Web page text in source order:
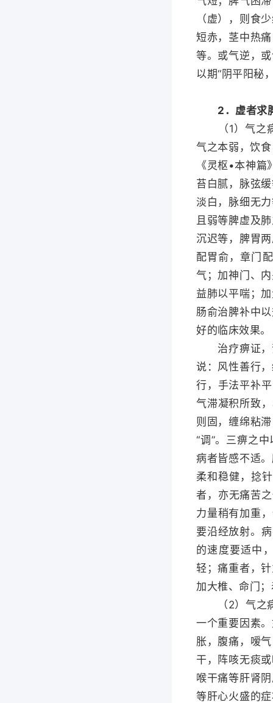
（虚），则食
短赤，茎中热
等。或气逆，
以期“阴平阳秘
2．虚者求
（1）气之病
气之本弱，饮
《灵枢•本神
苔白腻，脉弦
淡白，脉细无
且弱等脾虚及
沉迟等，脾胃
配胃俞，章门
气；加神门、
益肺以平喘；
肠俞治脾补中
好的临床效果。
治疗痹证，贺
说：风性善行
行，手法平补
气滞凝积所致
则固，缠绵粘
“调”。三痹之
病者皆感不适
柔和稳健，捻
者，亦无痛苦
力量稍有加重
要沿经放射。
的速度要适中
轻；痛重者，
加大椎、命门
（2）气之病“
一个重要因素
胀，腹痛，嗳
干，阵咳无痰
喉干痛等肝肾
等肝心火盛的